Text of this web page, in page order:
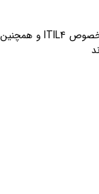
افرادی که میخواهند نشان‌ دهند که دانش اولیه را درخصوص ITIL4 و همچنین